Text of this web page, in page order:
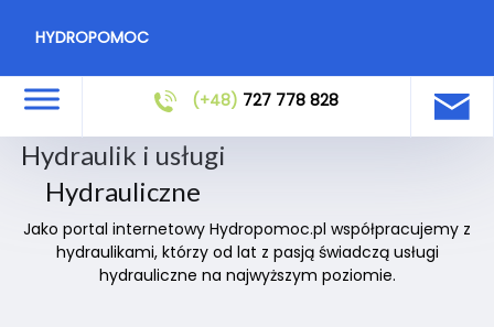
HYDROPOMOC
(+48) 727 778 828
Hydraulik i usługi
Hydrauliczne
Jako portal internetowy Hydropomoc.pl współpracujemy z
hydraulikami, którzy od lat z pasją świadczą usługi
hydrauliczne na najwyższym poziomie.